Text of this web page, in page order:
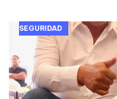
SEGURIDAD